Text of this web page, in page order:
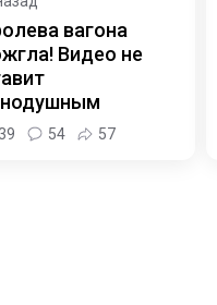
вагона
Видео не
54 57